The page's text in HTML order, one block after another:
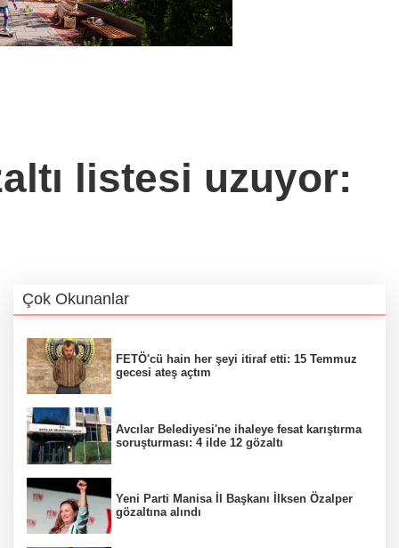
listesi uzuyor:
Çok Okunanlar
FETÖ'cü hain her şeyi itiraf etti: 15 Temmuz
gecesi ateş açtım
Avcılar Belediyesi'ne ihaleye fesat karıştırma
soruşturması: 4 ilde 12 gözaltı
Yeni Parti Manisa İl Başkanı İlksen Özalper
gözaltına alındı